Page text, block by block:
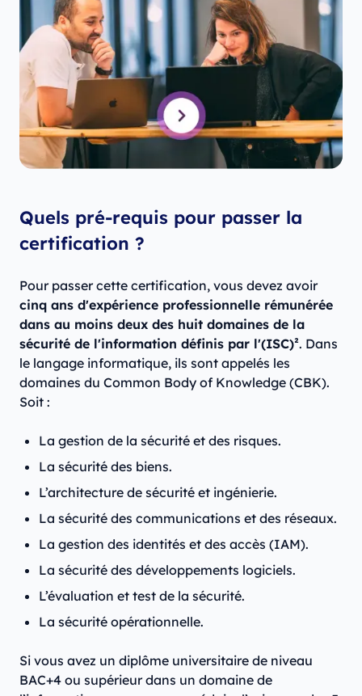
Quels pré-requis pour passer la
certification ?
Pour passer cette certification, vous devez avoir
cinq ans d'expérience professionnelle rémunérée
dans au moins deux des huit domaines de la
sécurité de l'information définis par l'(ISC)². Dans
le langage informatique, ils sont appelés les
domaines du Common Body of Knowledge (CBK).
Soit :
La gestion de la sécurité et des risques.
La sécurité des biens.
L’architecture de sécurité et ingénierie.
La sécurité des communications et des réseaux.
La gestion des identités et des accès (IAM).
La sécurité des développements logiciels.
L’évaluation et test de la sécurité.
La sécurité opérationnelle.
Si vous avez un diplôme universitaire de niveau
BAC+4 ou supérieur dans un domaine de